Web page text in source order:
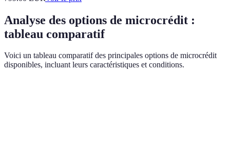
Analyse des options de microcrédit :
tableau comparatif
Voici un tableau comparatif des principales options de microcrédit
disponibles, incluant leurs caractéristiques et conditions.